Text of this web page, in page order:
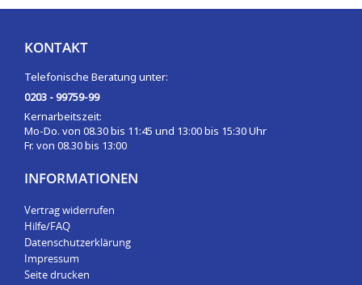
KONTAKT
Telefonische Beratung unter:
0203 - 99759-99
Kernarbeitszeit:
Mo-Do. von 08.30 bis 11:45 und 13:00 bis 15:30 Uhr
Fr. von 08.30 bis 13:00
INFORMATIONEN
Vertrag widerrufen
Hilfe/FAQ
Datenschutzerklärung
Impressum
Seite drucken